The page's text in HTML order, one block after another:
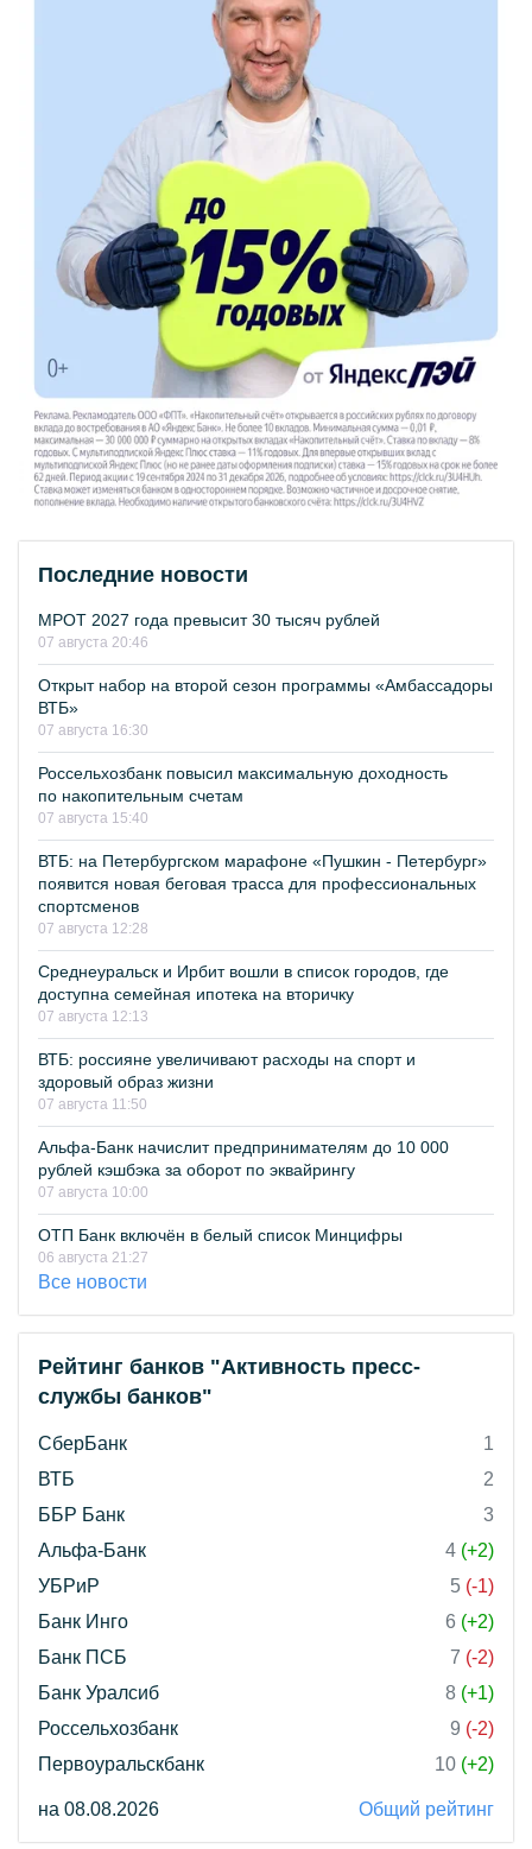
Последние новости
МРОТ 2027 года превысит 30 тысяч рублей
07 августа 20:46
Открыт набор на второй сезон программы «Амбассадоры
ВТБ»
07 августа 16:30
Россельхозбанк повысил максимальную доходность
по накопительным счетам
07 августа 15:40
ВТБ: на Петербургском марафоне «Пушкин - Петербург»
появится новая беговая трасса для профессиональных
спортсменов
07 августа 12:28
Среднеуральск и Ирбит вошли в список городов, где
доступна семейная ипотека на вторичку
07 августа 12:13
ВТБ: россияне увеличивают расходы на спорт и
здоровый образ жизни
07 августа 11:50
Альфа-Банк начислит предпринимателям до 10 000
рублей кэшбэка за оборот по эквайрингу
07 августа 10:00
ОТП Банк включён в белый список Минцифры
06 августа 21:27
Все новости
Рейтинг банков "Активность пресс-
службы банков"
СберБанк
1
ВТБ
2
ББР Банк
3
Альфа-Банк
4 (+2)
УБРиР
5 (-1)
Банк Инго
6 (+2)
Банк ПСБ
7 (-2)
Банк Уралсиб
8 (+1)
Россельхозбанк
9 (-2)
Первоуральскбанк
10 (+2)
на 08.08.2026 Общий рейтинг